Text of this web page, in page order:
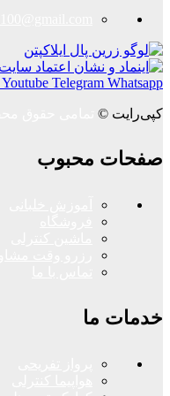
Youtube Telegram Whatsapp
کپی‌رایت ©
صفحات محبوب
خدمات ما